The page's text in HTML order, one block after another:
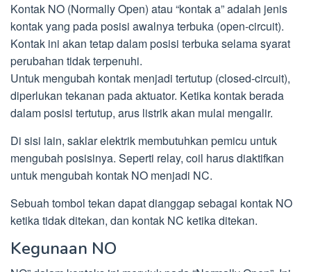
Kontak NO (Normally Open) atau “kontak a” adalah jenis
kontak yang pada posisi awalnya terbuka (open-circuit).
Kontak ini akan tetap dalam posisi terbuka selama syarat
perubahan tidak terpenuhi.
Untuk mengubah kontak menjadi tertutup (closed-circuit),
diperlukan tekanan pada aktuator. Ketika kontak berada
dalam posisi tertutup, arus listrik akan mulai mengalir.
Di sisi lain, saklar elektrik membutuhkan pemicu untuk
mengubah posisinya. Seperti relay, coil harus diaktifkan
untuk mengubah kontak NO menjadi NC.
Sebuah tombol tekan dapat dianggap sebagai kontak NO
ketika tidak ditekan, dan kontak NC ketika ditekan.
Kegunaan NO